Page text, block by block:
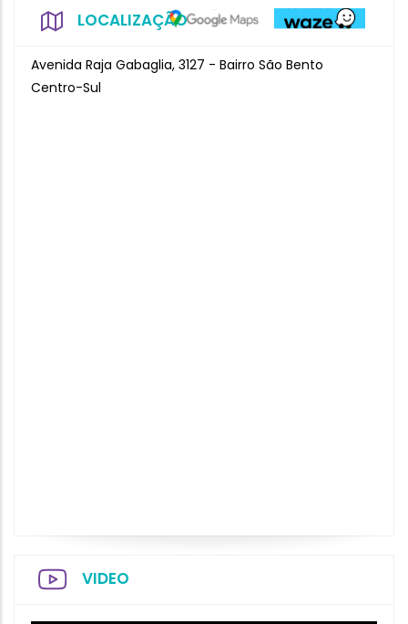
LOCALIZAÇÃO
Avenida Raja Gabaglia, 3127 - Bairro São Bento
Centro-Sul
VIDEO